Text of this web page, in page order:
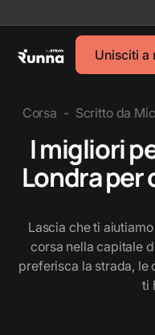
Unisciti a
Corsa - Scritto da
I migliori
Londra per
Lascia che ti
corsa nella capitale
preferisca la strada, le
ti